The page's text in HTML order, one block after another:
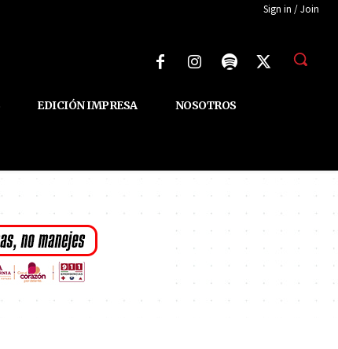
Sign in / Join
EDICIÓN IMPRESA NOSOTROS